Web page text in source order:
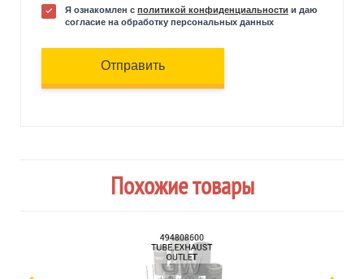
Я ознакомлен с политикой конфиденциальности и даю
согласие на обработку персональных данных
Отправить
Похожие товары